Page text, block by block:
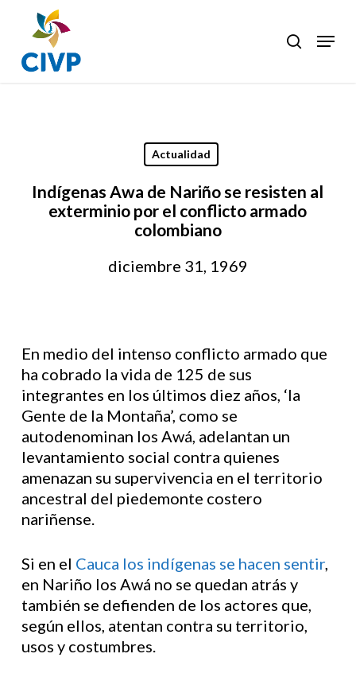
main
content
search
Menu
Actualidad
Indígenas Awa de Nariño se resisten al
exterminio por el conflicto armado
colombiano
diciembre 31, 1969
En medio del intenso conflicto armado que
ha cobrado la vida de 125 de sus
integrantes en los últimos diez años, ‘la
Gente de la Montaña’, como se
autodenominan los Awá, adelantan un
levantamiento social contra quienes
amenazan su supervivencia en el territorio
ancestral del piedemonte costero
nariñense.
Si en el Cauca los indígenas se hacen sentir,
en Nariño los Awá no se quedan atrás y
también se defienden de los actores que,
según ellos, atentan contra su territorio,
usos y costumbres.
Close